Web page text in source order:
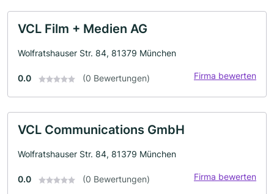
VCL Film + Medien AG
Wolfratshauser Str. 84, 81379 München
0.0 (0 Bewertungen) Firma bewerten
VCL Communications GmbH
Wolfratshauser Str. 84, 81379 München
0.0 (0 Bewertungen) Firma bewerten